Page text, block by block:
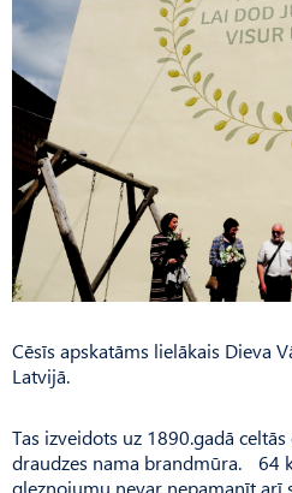
Cēsīs apskatāms lielākais Dieva
Latvijā.
Tas izveidots uz 1890.gadā celtās
draudzes nama brandmūra. 64
gleznojumu nevar nepamanīt arī